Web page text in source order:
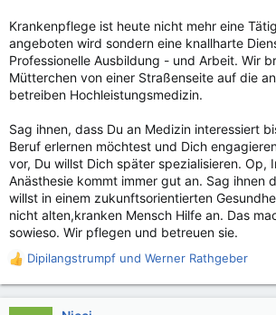
Krankenpflege ist heute nicht mehr eine
angeboten wird sondern eine knallharte
Professionelle Ausbildung - und Arbeit. Wir
Mütterchen von einer Straßenseite auf die
betreiben Hochleistungsmedizin.
Sag ihnen, dass Du an Medizin interessiert
Beruf erlernen möchtest und Dich
vor, Du willst Dich später spezialisieren. Op,
Anästhesie kommt immer gut an. Sag ihnen
willst in einem zukunftsorientierten
nicht alten,kranken Mensch Hilfe an. Das
sowieso. Wir pflegen und betreuen sie.
R
e
a
Dipilangstrumpf und Werner Rathgeber